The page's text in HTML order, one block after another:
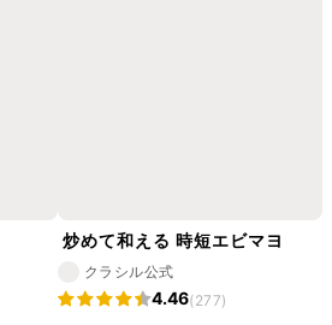
炒めて和える 時短エビマヨ
クラシル公式
4.46(277)